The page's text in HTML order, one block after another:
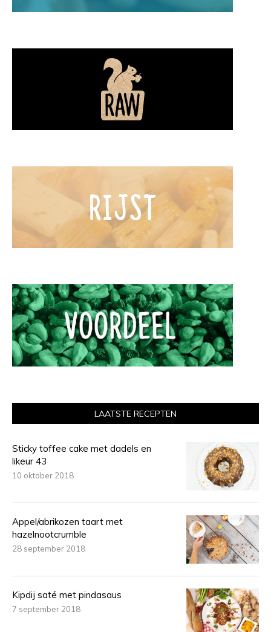
LAATSTE RECEPTEN
Sticky toffee cake met dadels en
likeur 43
10 oktober 2018
Appel/abrikozen taart met
hazelnootcrumble
28 september 2018
Kipdij saté met pindasaus
7 september 2018